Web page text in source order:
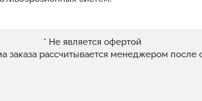
* Не является офертой
заказа рассчитывается менеджером после